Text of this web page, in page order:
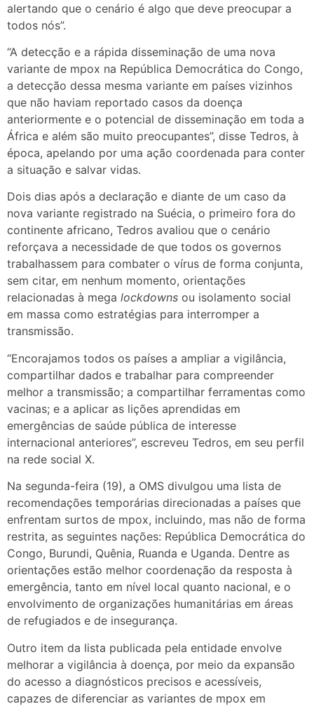
alertando que o cenário é algo que deve preocupar a
todos nós”.
“A detecção e a rápida disseminação de uma nova
variante de mpox na República Democrática do Congo,
a detecção dessa mesma variante em países vizinhos
que não haviam reportado casos da doença
anteriormente e o potencial de disseminação em toda a
África e além são muito preocupantes”, disse Tedros, à
época, apelando por uma ação coordenada para conter
a situação e salvar vidas.
Dois dias após a declaração e diante de um caso da
nova variante registrado na Suécia, o primeiro fora do
continente africano, Tedros avaliou que o cenário
reforçava a necessidade de que todos os governos
trabalhassem para combater o vírus de forma conjunta,
sem citar, em nenhum momento, orientações
relacionadas à mega lockdowns ou isolamento social
em massa como estratégias para interromper a
transmissão.
“Encorajamos todos os países a ampliar a vigilância,
compartilhar dados e trabalhar para compreender
melhor a transmissão; a compartilhar ferramentas como
vacinas; e a aplicar as lições aprendidas em
emergências de saúde pública de interesse
internacional anteriores”, escreveu Tedros, em seu perfil
na rede social X.
Na segunda-feira (19), a OMS divulgou uma lista de
recomendações temporárias direcionadas a países que
enfrentam surtos de mpox, incluindo, mas não de forma
restrita, as seguintes nações: República Democrática do
Congo, Burundi, Quênia, Ruanda e Uganda. Dentre as
orientações estão melhor coordenação da resposta à
emergência, tanto em nível local quanto nacional, e o
envolvimento de organizações humanitárias em áreas
de refugiados e de insegurança.
Outro item da lista publicada pela entidade envolve
melhorar a vigilância à doença, por meio da expansão
do acesso a diagnósticos precisos e acessíveis,
capazes de diferenciar as variantes de mpox em